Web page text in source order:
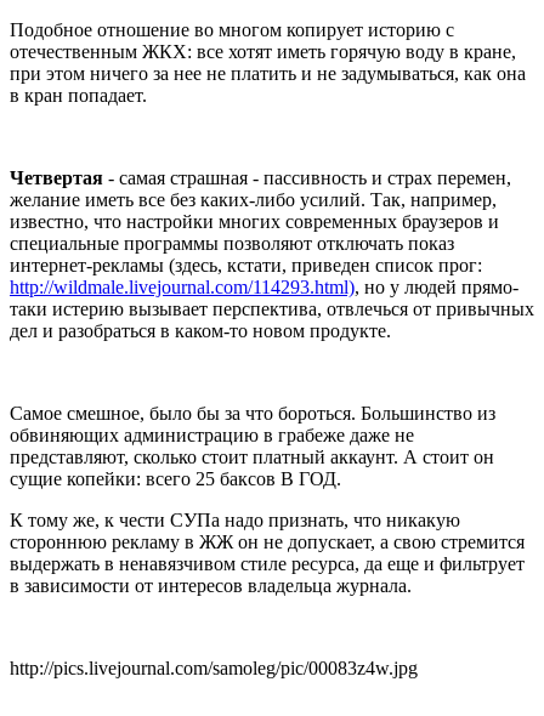
Подобное отношение во многом копирует историю с
отечественным ЖКХ: все хотят иметь горячую воду в кране,
при этом ничего за нее не платить и не задумываться, как она
в кран попадает.
Четвертая - самая страшная - пассивность и страх перемен,
желание иметь все без каких-либо усилий. Так, например,
известно, что настройки многих современных браузеров и
специальные программы позволяют отключать показ
интернет-рекламы (здесь, кстати, приведен список прог:
http://wildmale.livejournal.com/114293.html), но у людей прямо-
таки истерию вызывает перспектива, отвлечься от привычных
дел и разобраться в каком-то новом продукте.
Самое смешное, было бы за что бороться. Большинство из
обвиняющих администрацию в грабеже даже не
представляют, сколько стоит платный аккаунт. А стоит он
сущие копейки: всего 25 баксов В ГОД.
К тому же, к чести СУПа надо признать, что никакую
стороннюю рекламу в ЖЖ он не допускает, а свою стремится
выдержать в ненавязчивом стиле ресурса, да еще и фильтрует
в зависимости от интересов владельца журнала.
http://pics.livejournal.com/samoleg/pic/00083z4w.jpg